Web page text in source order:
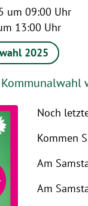
um 09:00 Uhr
13:00 Uhr
2025
Noch
Kommen
Am
Am